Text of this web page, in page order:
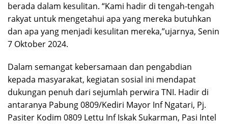
berada dalam kesulitan. “Kami hadir di tengah-tengah
rakyat untuk mengetahui apa yang mereka butuhkan
dan apa yang menjadi kesulitan mereka,”ujarnya, Senin
7 Oktober 2024.
Dalam semangat kebersamaan dan pengabdian
kepada masyarakat, kegiatan sosial ini mendapat
dukungan penuh dari sejumlah perwira TNI. Hadir di
antaranya Pabung 0809/Kediri Mayor Inf Ngatari, Pj.
Pasiter Kodim 0809 Lettu Inf Iskak Sukarman, Pasi Intel